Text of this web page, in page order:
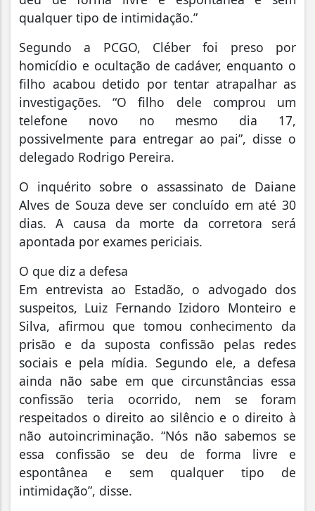
qualquer tipo de intimidação.”
Segundo a PCGO, Cléber foi preso por
homicídio e ocultação de cadáver, enquanto o
filho acabou detido por tentar atrapalhar as
investigações. “O filho dele comprou um
telefone novo no mesmo dia 17,
possivelmente para entregar ao pai”, disse o
delegado Rodrigo Pereira.
O inquérito sobre o assassinato de Daiane
Alves de Souza deve ser concluído em até 30
dias. A causa da morte da corretora será
apontada por exames periciais.
O que diz a defesa
Em entrevista ao Estadão, o advogado dos
suspeitos, Luiz Fernando Izidoro Monteiro e
Silva, afirmou que tomou conhecimento da
prisão e da suposta confissão pelas redes
sociais e pela mídia. Segundo ele, a defesa
ainda não sabe em que circunstâncias essa
confissão teria ocorrido, nem se foram
respeitados o direito ao silêncio e o direito à
não autoincriminação. “Nós não sabemos se
essa confissão se deu de forma livre e
espontânea e sem qualquer tipo de
intimidação”, disse.